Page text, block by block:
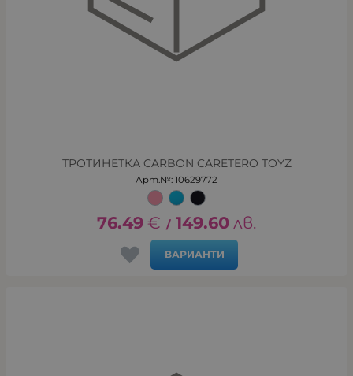
ТРОТИНЕТКА CARBON CARETERO TOYZ
Арт.№: 10629772
76.49 € / 149.60 лв.
ВАРИАНТИ